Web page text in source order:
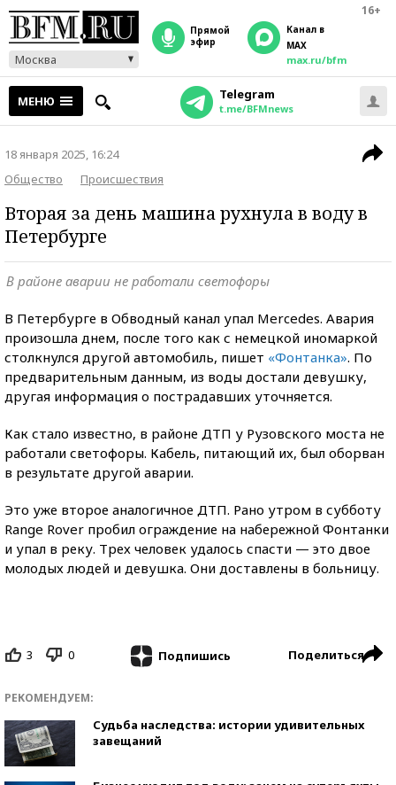
16+
Москва
прямой
эфир
Канал в
MAX
max.ru/bfm
МЕНЮ Telegram
t.me/BFMnews
18 января 2025, 16:24
Общество
Происшествия
Вторая за день машина рухнула в воду в
Петербурге
В районе аварии не работали светофоры
В Петербурге в Обводный канал упал Mercedes. Авария
произошла днем, после того как с немецкой иномаркой
столкнулся другой автомобиль, пишет «Фонтанка». По
предварительным данным, из воды достали девушку,
другая информация о пострадавших уточняется.
Как стало известно, в районе ДТП у Рузовского моста не
работали светофоры. Кабель, питающий их, был оборван
в результате другой аварии.
Это уже второе аналогичное ДТП. Рано утром в субботу
Range Rover пробил ограждение на набережной Фонтанки
и упал в реку. Трех человек удалось спасти — это двое
молодых людей и девушка. Они доставлены в больницу.
3 0 Подпишись Поделиться
РЕКОМЕНДУЕМ:
Судьба наследства: истории удивительных
завещаний